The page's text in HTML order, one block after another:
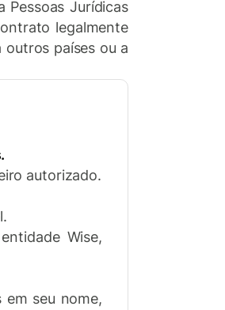
Pessoas Jurídicas
legalmente
países ou a
autorizado.
Wise,
em seu nome,